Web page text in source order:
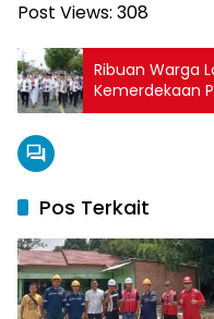
Post Views: 308
Ribuan Warga
Kemerdekaan
Kemerdekaan
Pos Terkait